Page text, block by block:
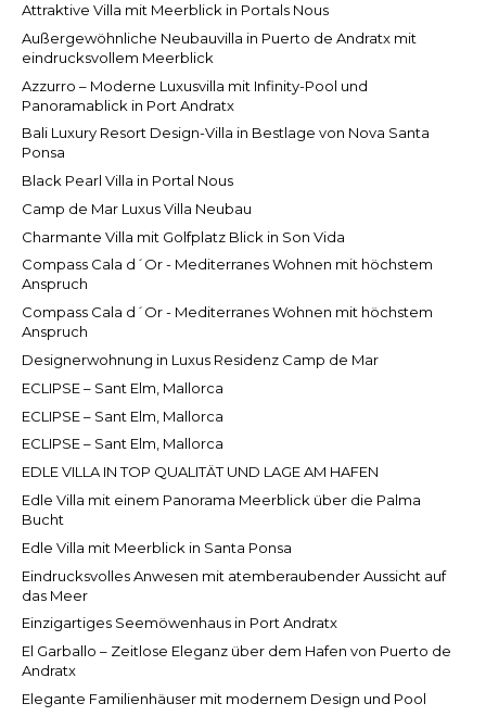
Attraktive Villa mit Meerblick in Portals Nous
Außergewöhnliche Neubauvilla in Puerto de Andratx mit
eindrucksvollem Meerblick
Azzurro – Moderne Luxusvilla mit Infinity-Pool und
Panoramablick in Port Andratx
Bali Luxury Resort Design-Villa in Bestlage von Nova Santa
Ponsa
Black Pearl Villa in Portal Nous
Camp de Mar Luxus Villa Neubau
Charmante Villa mit Golfplatz Blick in Son Vida
Compass Cala d´Or - Mediterranes Wohnen mit höchstem
Anspruch
Compass Cala d´Or - Mediterranes Wohnen mit höchstem
Anspruch
Designerwohnung in Luxus Residenz Camp de Mar
ECLIPSE – Sant Elm, Mallorca
ECLIPSE – Sant Elm, Mallorca
ECLIPSE – Sant Elm, Mallorca
EDLE VILLA IN TOP QUALITÄT UND LAGE AM HAFEN
Edle Villa mit einem Panorama Meerblick über die Palma
Bucht
Edle Villa mit Meerblick in Santa Ponsa
Eindrucksvolles Anwesen mit atemberaubender Aussicht auf
das Meer
Einzigartiges Seemöwenhaus in Port Andratx
El Garballo – Zeitlose Eleganz über dem Hafen von Puerto de
Andratx
Elegante Familienhäuser mit modernem Design und Pool